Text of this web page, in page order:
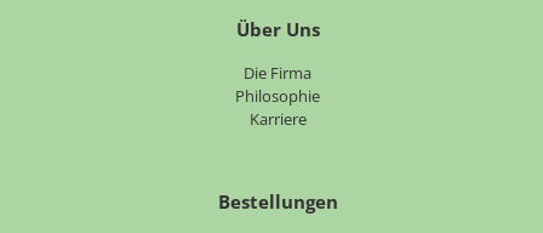
Über Uns
Die Firma
Philosophie
Karriere
Bestellungen